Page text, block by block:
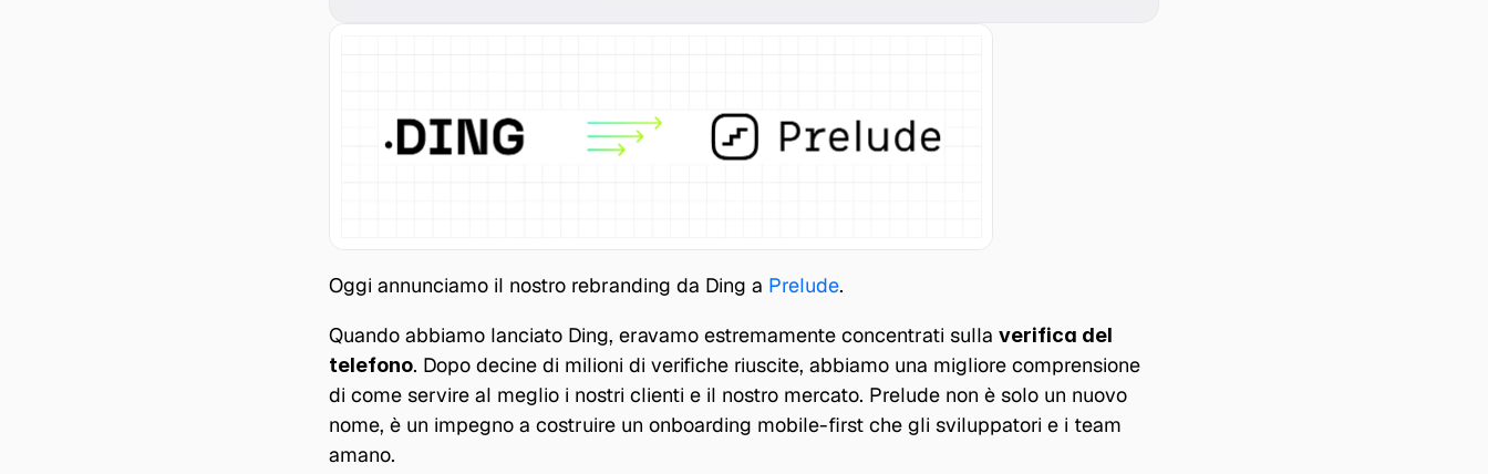
Oggi annunciamo il nostro rebranding da Ding a Prelude.
Quando abbiamo lanciato Ding, eravamo estremamente concentrati sulla verifica del
telefono. Dopo decine di milioni di verifiche riuscite, abbiamo una migliore comprensione
di come servire al meglio i nostri clienti e il nostro mercato. Prelude non è solo un nuovo
nome, è un impegno a costruire un onboarding mobile-first che gli sviluppatori e i team
amano.